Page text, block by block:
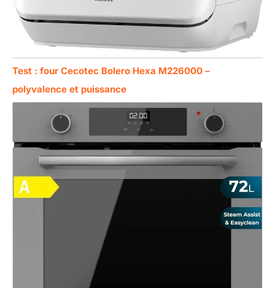
Test : four Cecotec Bolero Hexa M226000 –
polyvalence et puissance